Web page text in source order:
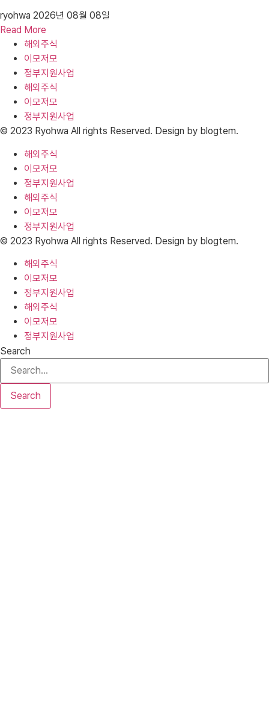
ryohwa 2026년 08월 08일
Read More
해외주식
이모저모
정부지원사업
해외주식
이모저모
정부지원사업
© 2023 Ryohwa All rights Reserved. Design by blogtem.
해외주식
이모저모
정부지원사업
해외주식
이모저모
정부지원사업
© 2023 Ryohwa All rights Reserved. Design by blogtem.
해외주식
이모저모
정부지원사업
해외주식
이모저모
정부지원사업
Search
Search